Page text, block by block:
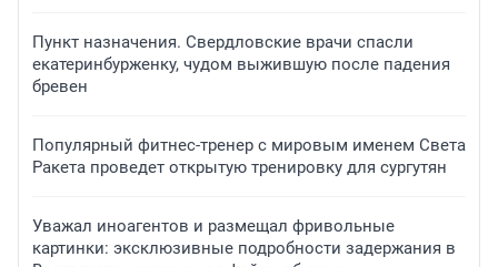
Пункт назначения. Свердловские врачи спасли
екатеринбурженку, чудом выжившую после падения
бревен
Популярный фитнес-тренер с мировым именем Света
Ракета проведет открытую тренировку для сургутян
Уважал иноагентов и размещал фривольные
картинки: эксклюзивные подробности задержания в